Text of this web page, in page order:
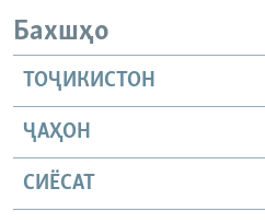
Бахшҳо
ТОҶИКИСТОН
ҶАҲОН
СИЁСАТ